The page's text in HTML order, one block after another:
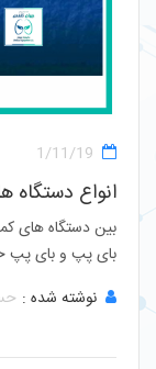
1/11/19
انواع
بین دستگاه های
بای پپ و بای پپ
نوشته شده :